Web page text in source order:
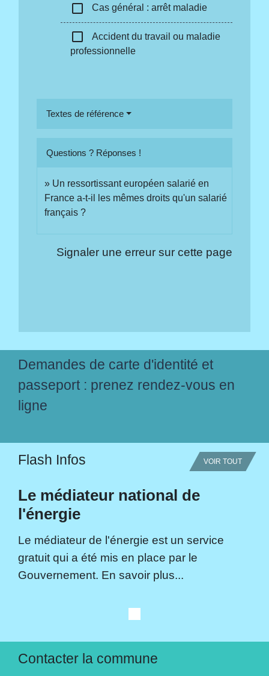
check_box_outline_blank Cas général : arrêt maladie
check_box_outline_blank
Accident du travail ou maladie
professionnelle
Textes de référence
Questions ? Réponses !
Un ressortissant européen salarié en
France a-t-il les mêmes droits qu'un salarié
français ?
Signaler une erreur sur cette page
Demandes de carte d'identité et
passeport : prenez rendez-vous en
ligne
Flash Infos VOIR TOUT
Le médiateur national de
l'énergie
Le médiateur de l'énergie est un service
gratuit qui a été mis en place par le
Gouvernement. En savoir plus...
Contacter la commune